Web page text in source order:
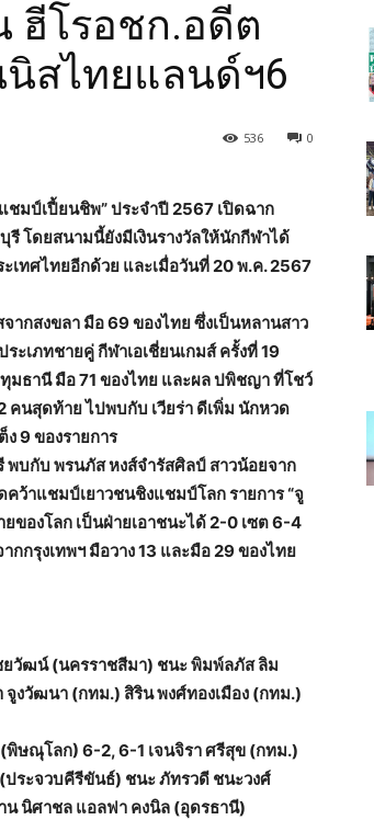
ฮีโรอชก.อดีต
สไทยแลนด์ฯ6
0
536
มป์เปี้ยนชิพ” ประจำปี 2567 เปิดฉาก
โดยสนามนี้ยังมีเงินรางวัลให้นักกีฬาได้
ทศไทยอีกด้วย และเมื่อวันที่ 20 พ.ค. 2567
กสงขลา มือ 69 ของไทย ซึ่งเป็นหลานสาว
เภทชายคู่ กีฬาเอเชี่ยนเกมส์ ครั้งที่ 19
ธานี มือ 71 ของไทย และผล ปพิชญา ที่โชว์
คนสุดท้าย ไปพบกับ เวียร่า ดีเพิ่ม นักหวด
9 ของรายการ
บกับ พรนภัส หงส์จำรัสศิลป์ สาวน้อยจาก
ว้าแชมป์เยาวชนชิงแชมป์โลก รายการ “จู
ของโลก เป็นฝ่ายเอาชนะได้ 2-0 เซต 6-4
กรุงเทพฯ มือวาง 13 และมือ 29 ของไทย
วัฒน์ (นครราชสีมา) ชนะ พิมพ์ลภัส ลิม
งวัฒนา (กทม.) สิริน พงศ์ทองเมือง (กทม.)
ษณุโลก) 6-2, 6-1 เจนจิรา ศรีสุข (กทม.)
ระจวบคีรีขันธ์) ชนะ ภัทรวดี ชนะวงศ์
นิศาชล แอลฟา คงนิล (อุดรธานี)